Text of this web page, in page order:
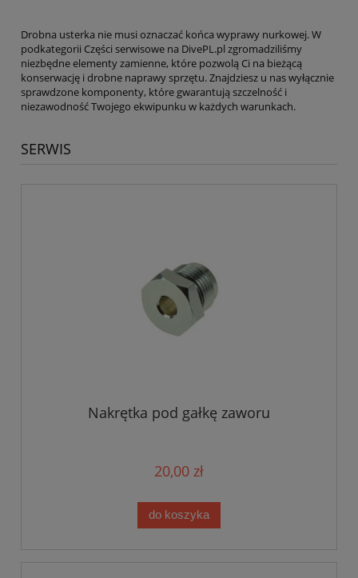
Drobna usterka nie musi oznaczać końca wyprawy nurkowej. W
podkategorii Części serwisowe na DivePL.pl zgromadziliśmy
niezbędne elementy zamienne, które pozwolą Ci na bieżącą
konserwację i drobne naprawy sprzętu. Znajdziesz u nas wyłącznie
sprawdzone komponenty, które gwarantują szczelność i
niezawodność Twojego ekwipunku w każdych warunkach.
SERWIS
Nakrętka pod gałkę zaworu
20,00 zł
do koszyka